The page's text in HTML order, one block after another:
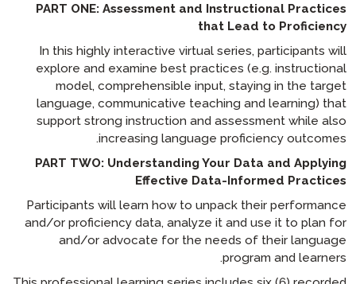
PART ONE: Assessment and Instructional Practices
that Lead to Proficiency
In this highly interactive virtual series, participants will
explore and examine best practices (e.g. instructional
model, comprehensible input, staying in the target
language, communicative teaching and learning) that
support strong instruction and assessment while also
increasing language proficiency outcomes.
PART TWO: Understanding Your Data and Applying
Effective Data-Informed Practices
Participants will learn how to unpack their performance
and/or proficiency data, analyze it and use it to plan for
and/or advocate for the needs of their language
program and learners.